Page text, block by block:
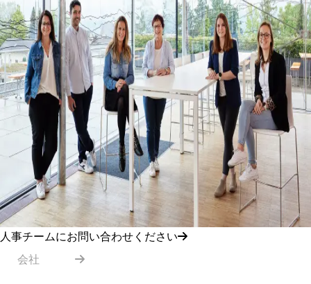
人事チームにお問い合わせください
会社